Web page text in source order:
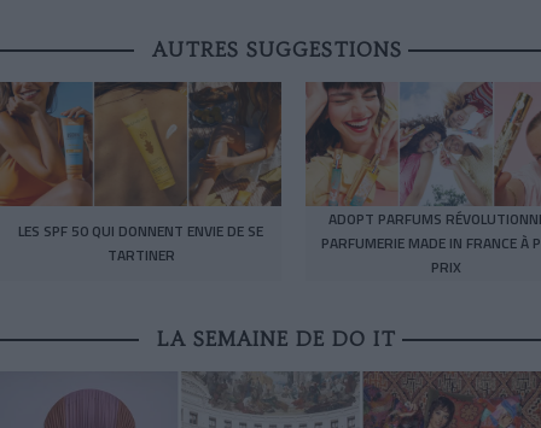
AUTRES SUGGESTIONS
LES SPF 50 QUI DONNENT ENVIE DE SE
TARTINER
ADOPT PARFUMS
PARFUMERIE MADE IN FRANCE À
PRIX
LA SEMAINE DE DO IT